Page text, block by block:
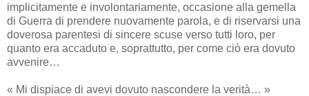
implicitamente e involontariamente, occasione alla gemella
di Guerra di prendere nuovamente parola, e di riservarsi una
doverosa parentesi di sincere scuse verso tutti loro, per
quanto era accaduto e, soprattutto, per come ciò era dovuto
avvenire…
« Mi dispiace di avevi dovuto nascondere la verità… »